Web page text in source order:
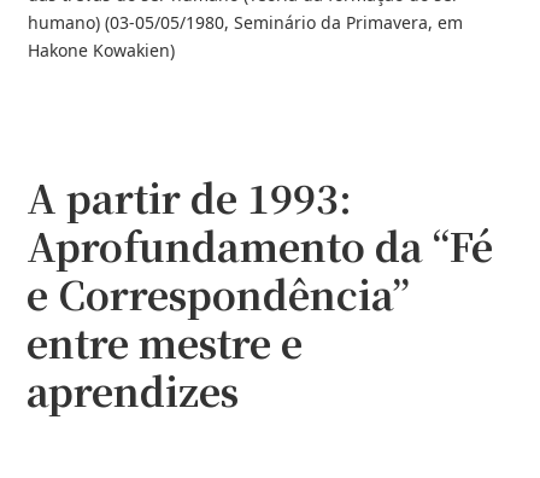
humano) (03-05/05/1980, Seminário da Primavera, em
Hakone Kowakien)
A partir de 1993:
Aprofundamento da “Fé
e Correspondência”
entre mestre e
aprendizes